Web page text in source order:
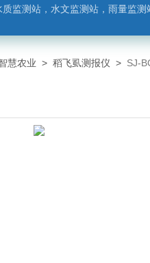
质监测站，水文监测站，雨量监
慧农业 > 稻飞虱测报仪 > SJ-